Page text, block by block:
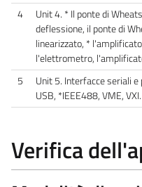
4
Unit 4. * Il ponte di
deflessione, il ponte di
linearizzato, *
l'elettrometro,
5
Unit 5. Interfacce seriali
USB, *IEEE488, VME, VXI.
Verifica